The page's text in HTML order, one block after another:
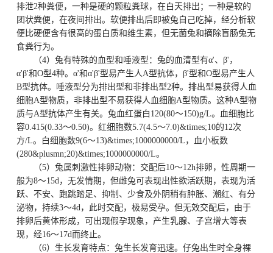
排泄2种粪便，一种是硬的颗粒粪球，在白天排出；一种是软的
团状粪便，在夜间排出。软便排出后即被兔自己吃掉，经分析软
便比硬便含有很高的蛋白质和维生素，但无菌兔和摘除盲肠兔无
食粪行为。
（4）兔有特殊的血型和唾液型：兔的血清型有α'、β'，
α'β'和O型4种。α'和α'β'型易产生人A型抗体，β'型和O型易产生人
B型抗体。唾液型分为排出型和非排出型2种。排出型易获得人血
细胞A型物质，非排出型不易获得人血细胞A型物质。这种A型物
质与A型抗体产生有关。兔血红蛋白120(80～150)g/L。血细胞比
容0.415(0.33～0.50)。红细胞数5.7(4.5～7.0)&times;10的12次
方/L。白细胞数9(6～13)&times;1000000000/L，血小板数
(280&plusmn;20)&times;1000000000/L。
（5）兔属刺激性排卵动物：交配后10～12h排卵，性周期一
般为8～15d，无发情期，但雌兔可表现出性欲活跃期，表现为活
跃、不安、跑跳踏足、抑制、少食及外阴稍有肿胀、潮红、有分
泌物，持续3～4d，此时交配，极易受孕。但无效交配后，由于
排卵后黄体形成，可出现假孕现象，产生乳腺、子宫增大等表
现，经16～17d而终止。
（6）生长发育特点：兔生长发育迅速。仔兔出生时全身裸